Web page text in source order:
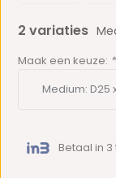
2 variaties
Maak een keuze: *
Betaal in